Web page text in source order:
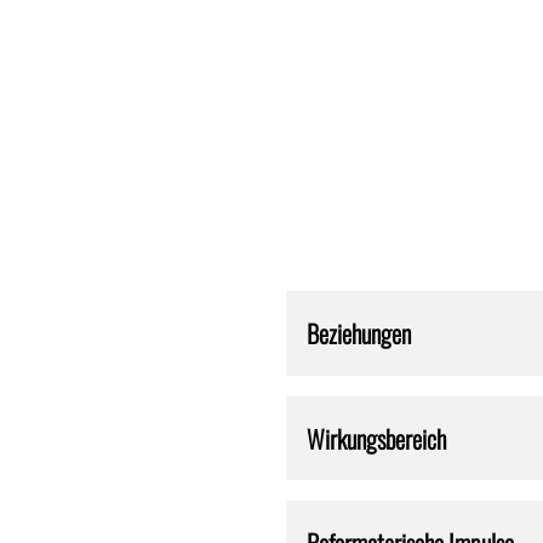
Beziehungen
Wirkungsbereich